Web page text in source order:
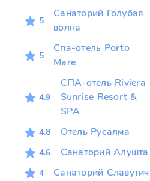
5
Санаторий Голубая
волна
5
Спа-отель Porto
Mare
4.9
СПА-отель Riviera
Sunrise Resort &
SPА
4.8 Отель Русалма
4.6 Санаторий Алушта
4 Санаторий Славутич